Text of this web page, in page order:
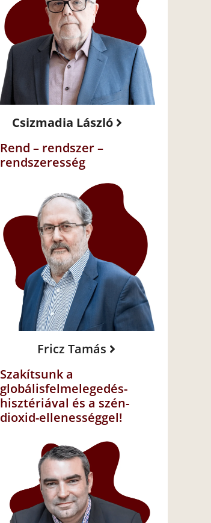
Csizmadia László
Rend – rendszer –
rendszeresség
Fricz Tamás
Szakítsunk a
globálisfelmelegedés-
hisztériával és a szén-
dioxid-ellenességgel!